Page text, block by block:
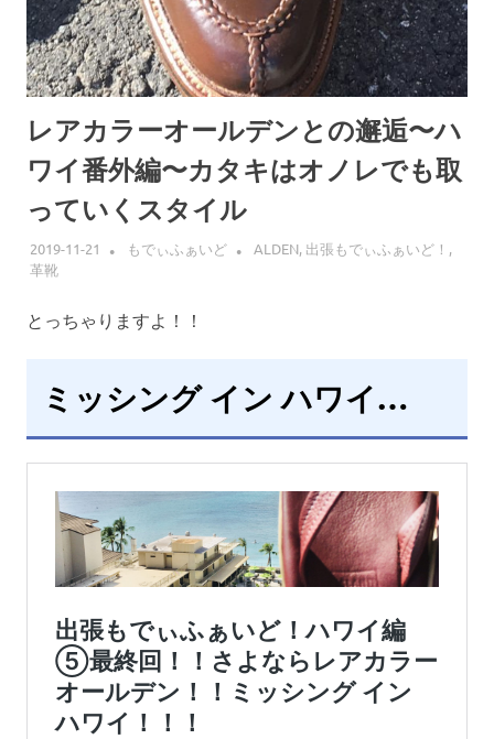
レアカラーオールデンとの邂逅〜ハ
ワイ番外編〜カタキはオノレでも取
っていくスタイル
2019-11-21 もでぃふぁいど ALDEN, 出張もでぃふぁいど！ ,
革靴
とっちゃりますよ！！
ミッシング イン ハワイ…